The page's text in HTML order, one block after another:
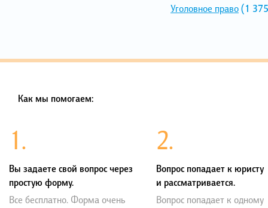
Уголовное право(1
Как мы помогаем:
1.
Вы задаете свой вопрос через
простую форму.
Все бесплатно. Форма очень
2.
Вопрос попадает к юристу
и рассматривается.
Вопрос попадает к одному